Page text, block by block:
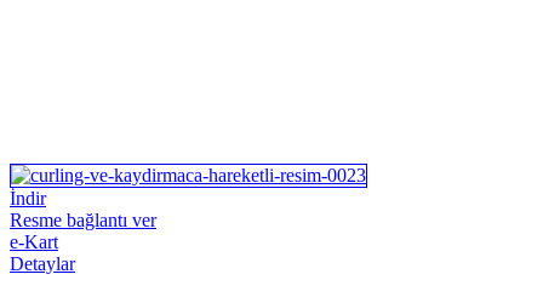
İndir
Resme bağlantı ver
e-Kart
Detaylar